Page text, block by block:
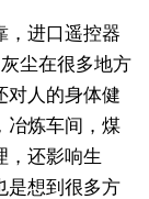
，进口遥控器
尘在很多地方
对人的身体健
冶炼车间，煤
，还影响生
是想到很多方